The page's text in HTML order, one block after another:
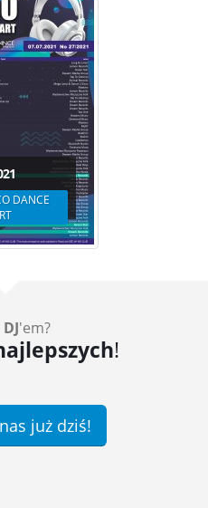
DANCE
DJ'em?
!
już dziś!